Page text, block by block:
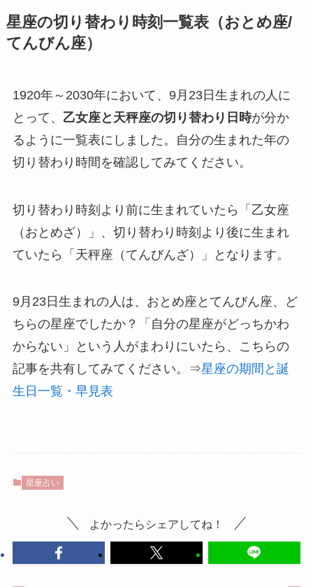
星座の切り替わり時刻一覧表（おとめ座/
てんびん座）
1920年～2030年において、9月23日生まれの人に
とって、 乙女座と天秤座の切り替わり日時が分か
るように一覧表にしました。自分の生まれた年の
切り替わり時間を確認してみてください。
切り替わり時刻より前に生まれていたら「乙女座
（おとめざ）」、切り替わり時刻より後に生まれ
ていたら「天秤座（てんびんざ）」となります。
9月23日生まれの人は、おとめ座とてんびん座、ど
ちらの星座でしたか？「自分の星座がどっちかわ
からない」という人がまわりにいたら、こちらの
記事を共有してみてください。⇒星座の期間と誕
生日一覧・早見表
星座占い
よかったらシェアしてね！